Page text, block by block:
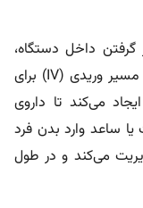
گرفتن داخل دستگاه،
می‌ترسند؛ در این شرایط، پزشک متخصص مسیر وریدی (IV) برای
می‌کند تا داروی
ساعد وارد بدن فرد
می‌کند و در طول